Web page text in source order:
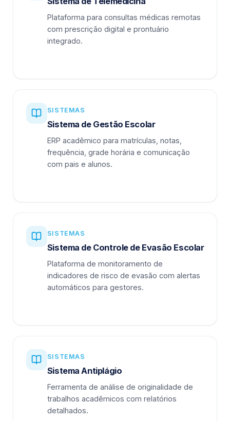
Plataforma para consultas médicas remotas
com prescrição digital e prontuário
integrado.
SISTEMAS
Sistema de Gestão Escolar
ERP acadêmico para matrículas, notas,
frequência, grade horária e comunicação
com pais e alunos.
SISTEMAS
Sistema de Controle de Evasão Escolar
Plataforma de monitoramento de
indicadores de risco de evasão com alertas
automáticos para gestores.
SISTEMAS
Sistema Antiplágio
Ferramenta de análise de originalidade de
trabalhos acadêmicos com relatórios
detalhados.